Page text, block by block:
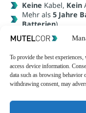
To provide the best
access device information.
data such as browsing
withdrawing consent, may
Keine Kabel, Kein
Mehr als 5 Jahre
Batterien)
Staub- und
Kann mitbis zu 3
Verschlüsselte
Anwendung und
Dynamisches
Plug & Play
und
umfangreicher